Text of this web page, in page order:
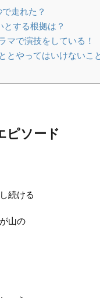
走れた？
する根拠は？
マで演技をしている！
とやってはいけないこ
ピソード
続ける
山の